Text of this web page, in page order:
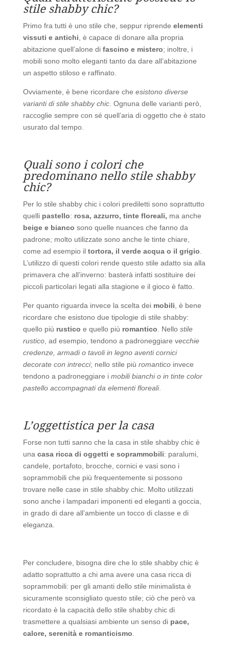
stile shabby chic?
Primo fra tutti è uno stile che, seppur riprende elementi
vissuti e antichi , è capace di donare alla propria
abitazione quell’alone di fascino e mistero; inoltre, i
mobili sono molto eleganti tanto da dare all’abitazione
un aspetto stiloso e raffinato.
Ovviamente, è bene ricordare che esistono diverse
varianti di stile shabby chic. Ognuna delle varianti però,
raccoglie sempre con sé quell’aria di oggetto che è stato
usurato dal tempo.
Quali sono i colori che
predominano nello stile shabby
chic?
Per lo stile shabby chic i colori prediletti sono soprattutto
quelli pastello: rosa, azzurro, tinte floreali, ma anche
beige e bianco sono quelle nuances che fanno da
padrone; molto utilizzate sono anche le tinte chiare,
come ad esempio il tortora, il verde acqua o il grigio
L’utilizzo di questi colori rende questo stile adatto sia alla
primavera che all’inverno: basterà infatti sostituire dei
piccoli particolari legati alla stagione e il gioco è fatto.
Per quanto riguarda invece la scelta dei mobili , è bene
ricordare che esistono due tipologie di stile shabby:
quello più rustico e quello più romantico . Nello stile
rustico, ad esempio, tendono a padroneggiare vecchie
credenze, armadi o tavoli in legno aventi cornici
decorate con intrecci; nello stile più romanticoinvece
tendono a padroneggiare i mobili bianchi o in tinte color
pastello accompagnati da elementi floreali.
L’oggettistica per la casa
Forse non tutti sanno che la casa in stile shabby chic è
una casa ricca di oggetti e soprammobili: paralumi,
candele, portafoto, brocche, cornici e vasi sono i
soprammobili che più frequentemente si possono
trovare nelle case in stile shabby chic. Molto utilizzati
sono anche i lampadari imponenti ed eleganti a goccia,
in grado di dare all’ambiente un tocco di classe e di
eleganza.
Per concludere, bisogna dire che lo stile shabby chic è
adatto soprattutto a chi ama avere una casa ricca di
soprammobili: per gli amanti dello stile minimalista è
sicuramente sconsigliato questo stile; ciò che però va
ricordato è la capacità dello stile shabby chic di
trasmettere a qualsiasi ambiente un senso di pace,
calore, serenità e romanticismo